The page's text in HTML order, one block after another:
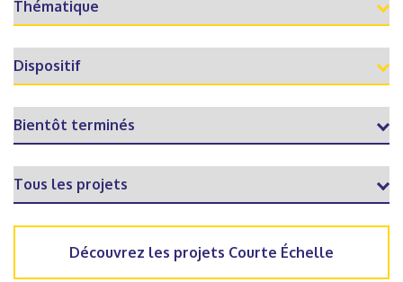
Découvrez les projets Courte Échelle